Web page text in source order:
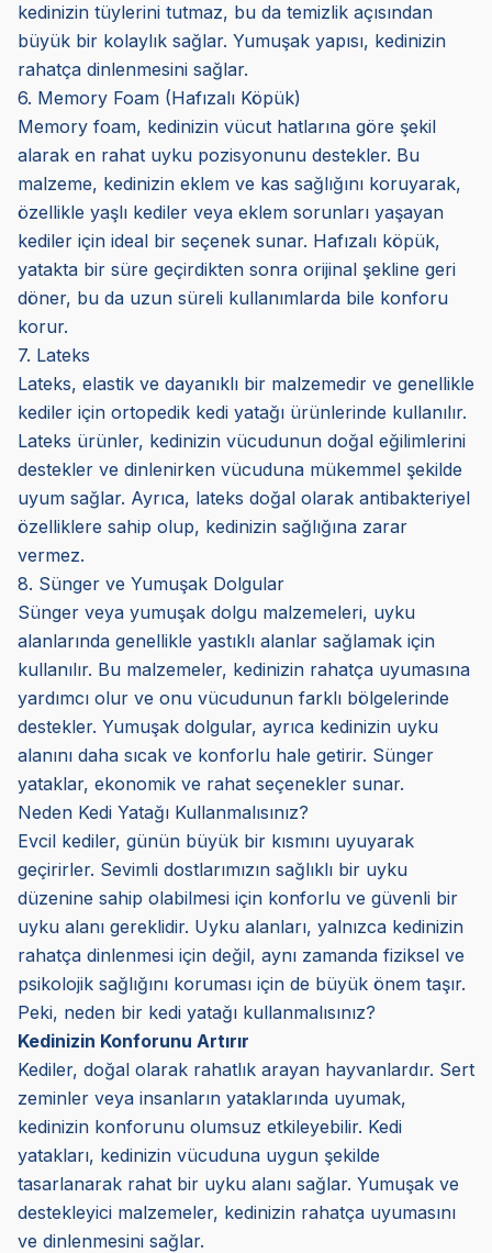
kedinizin tüylerini tutmaz, bu da temizlik açısından
büyük bir kolaylık sağlar. Yumuşak yapısı, kedinizin
rahatça dinlenmesini sağlar.
6. Memory Foam (Hafızalı Köpük)
Memory foam, kedinizin vücut hatlarına göre şekil
alarak en rahat uyku pozisyonunu destekler. Bu
malzeme, kedinizin eklem ve kas sağlığını koruyarak,
özellikle yaşlı kediler veya eklem sorunları yaşayan
kediler için ideal bir seçenek sunar. Hafızalı köpük,
yatakta bir süre geçirdikten sonra orijinal şekline geri
döner, bu da uzun süreli kullanımlarda bile konforu
korur.
7. Lateks
Lateks, elastik ve dayanıklı bir malzemedir ve genellikle
kediler için ortopedik kedi yatağı ürünlerinde kullanılır.
Lateks ürünler, kedinizin vücudunun doğal eğilimlerini
destekler ve dinlenirken vücuduna mükemmel şekilde
uyum sağlar. Ayrıca, lateks doğal olarak antibakteriyel
özelliklere sahip olup, kedinizin sağlığına zarar
vermez.
8. Sünger ve Yumuşak Dolgular
Sünger veya yumuşak dolgu malzemeleri, uyku
alanlarında genellikle yastıklı alanlar sağlamak için
kullanılır. Bu malzemeler, kedinizin rahatça uyumasına
yardımcı olur ve onu vücudunun farklı bölgelerinde
destekler. Yumuşak dolgular, ayrıca kedinizin uyku
alanını daha sıcak ve konforlu hale getirir. Sünger
yataklar, ekonomik ve rahat seçenekler sunar.
Neden Kedi Yatağı Kullanmalısınız?
Evcil kediler, günün büyük bir kısmını uyuyarak
geçirirler. Sevimli dostlarımızın sağlıklı bir uyku
düzenine sahip olabilmesi için konforlu ve güvenli bir
uyku alanı gereklidir. Uyku alanları, yalnızca kedinizin
rahatça dinlenmesi için değil, aynı zamanda fiziksel ve
psikolojik sağlığını koruması için de büyük önem taşır.
Peki, neden bir kedi yatağı kullanmalısınız?
Kedinizin Konforunu Artırır
Kediler, doğal olarak rahatlık arayan hayvanlardır. Sert
zeminler veya insanların yataklarında uyumak,
kedinizin konforunu olumsuz etkileyebilir. Kedi
yatakları, kedinizin vücuduna uygun şekilde
tasarlanarak rahat bir uyku alanı sağlar. Yumuşak ve
destekleyici malzemeler, kedinizin rahatça uyumasını
ve dinlenmesini sağlar.